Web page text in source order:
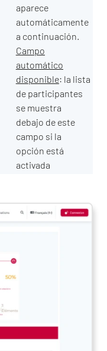
aparece
automáticamente
a continuación.
Campo
automático
disponible: la lista
de participantes
se muestra
debajo de este
campo si la
opción está
activada